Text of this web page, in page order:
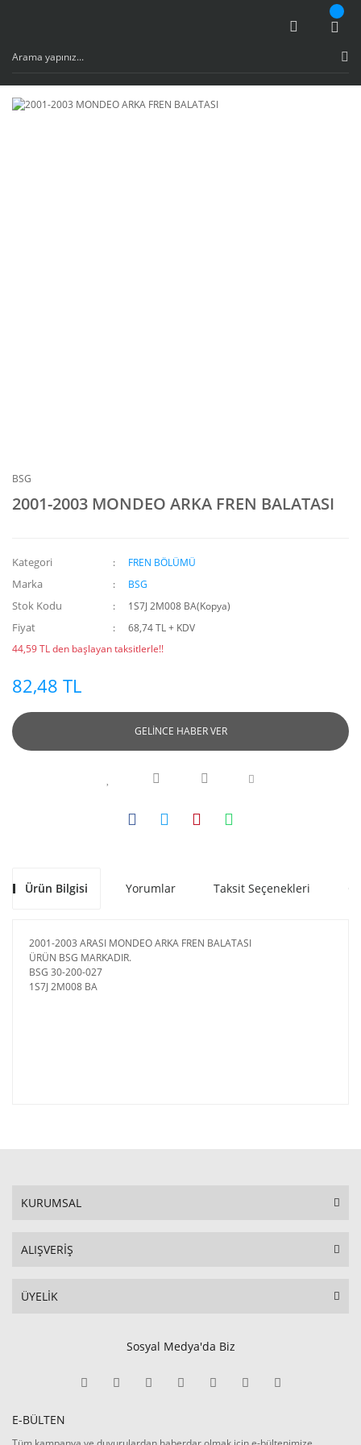
BSG
2001-2003 MONDEO ARKA FREN BALATASI
Kategori FREN BÖLÜMÜ
Marka BSG
Stok Kodu 1S7J 2M008 BA(Kopya)
Fiyat
68,74 TL + KDV
44,59 TL den başlayan taksitlerle!!
82,48 TL
GELİNCE HABER VER
Ürün Bilgisi Yorumlar Taksit Seçenekleri
2001-2003 ARASI MONDEO ARKA FREN BALATASI
ÜRÜN BSG MARKADIR.
BSG 30-200-027
1S7J 2M008 BA
KURUMSAL
ALIŞVERİŞ
ÜYELİK
Sosyal Medya'da Biz
E-BÜLTEN